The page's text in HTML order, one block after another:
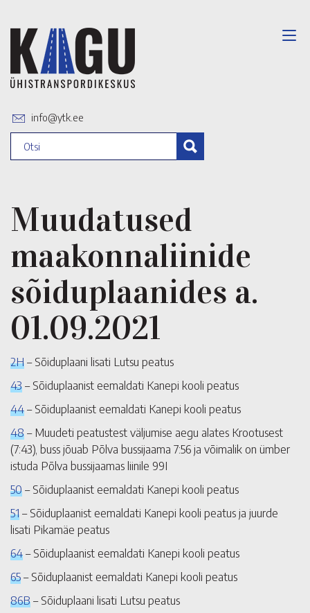
info@ytk.ee
Muudatused
maakonnaliinide
sõiduplaanides a.
01.09.2021
2H– Sõiduplaani lisati Lutsu peatus
43– Sõiduplaanist eemaldati Kanepi kooli peatus
44– Sõiduplaanist eemaldati Kanepi kooli peatus
48– Muudeti peatustest väljumise aegu alates Krootusest
(7:43), buss jõuab Põlva bussijaama 7:56 ja võimalik on ümber
istuda Põlva bussijaamas liinile 99I
50– Sõiduplaanist eemaldati Kanepi kooli peatus
51– Sõiduplaanist eemaldati Kanepi kooli peatus ja juurde
lisati Pikamäe peatus
64– Sõiduplaanist eemaldati Kanepi kooli peatus
65– Sõiduplaanist eemaldati Kanepi kooli peatus
86B– Sõiduplaani lisati Lutsu peatus